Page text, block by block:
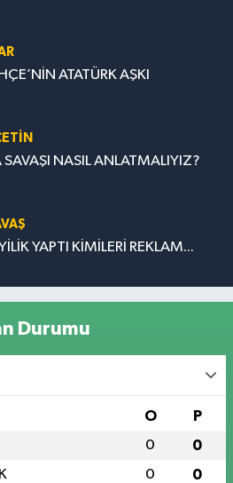
ATATÜRK AŞKI
NASIL ANLATMALIYIZ?
YAPTI KİMİLERİ REKLAM...
Durumu
O P
0 0
0 0